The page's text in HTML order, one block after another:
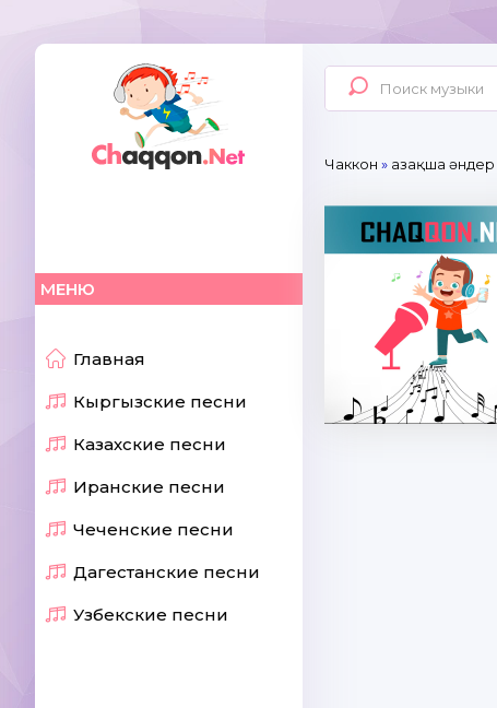
МЕНЮ
Главная
Кыргызские песни
Казахские песни
Иранские песни
Чеченские песни
Дагестанские песни
Узбекские песни
Чаккон » Қазақша әндер